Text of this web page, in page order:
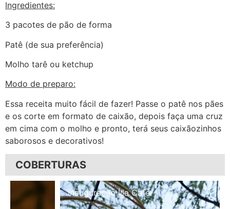
Ingredientes:
3 pacotes de pão de forma
Patê (de sua preferência)
Molho tarê ou ketchup
Modo de preparo:
Essa receita muito fácil de fazer! Passe o patê nos pães
e os corte em formato de caixão, depois faça uma cruz
em cima com o molho e pronto, terá seus caixãozinhos
saborosos e decorativos!
COBERTURAS
Inauguração Illa Café